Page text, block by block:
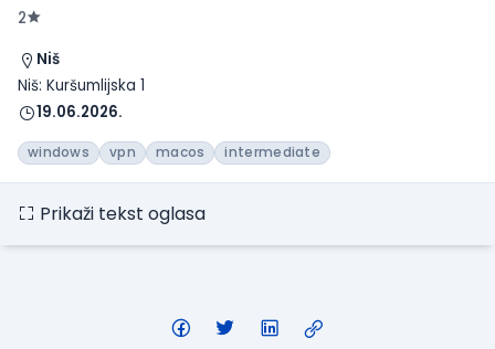
2
Niš
Niš: Kuršumlijska 1
19.06.2026.
windows vpn macos intermediate
Prikaži tekst oglasa